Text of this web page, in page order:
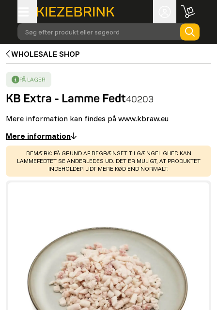
Søg efter produkt eller søgeord
WHOLESALE SHOP
SUCCESS
PÅ LAGER
KB Extra - Lamme Fedt40203
Mere information kan findes på www.kbraw.eu
Mere information
WARNING
BEMÆRK: PÅ GRUND AF BEGRÆNSET TILGÆNGELIGHED KAN
LAMMEFEDTET SE ANDERLEDES UD. DET ER MULIGT, AT PRODUKTET
INDEHOLDER LIDT MERE KØD END NORMALT.